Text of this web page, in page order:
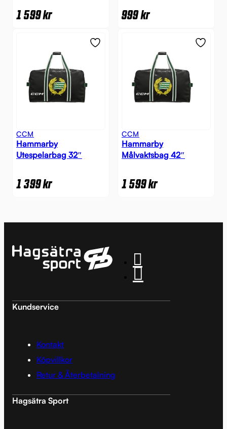
1 599kr 999kr
CCM
Hammarby
Utespelarbag 32″
1 399kr
CCM
Hammarby
Målvaktsbag 42″
1 599kr
Kundservice
Kontakt
Köpvillkor
Retur & Återbetalning
Hagsätra Sport